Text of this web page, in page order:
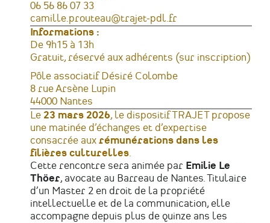
Téléphone
06 56 86 07 33
Courriel
camille.prouteau@trajet-pdl.fr
Informations :
Horaires
De 9h15 à 13h
Tarifs
Gratuit, réservé aux adhérents (sur inscription)
Lieu
Pôle associatif Désiré Colombe
Adresse
8 rue Arsène Lupin
44000 Nantes
France
Le 23 mars 2026, le dispositif TRAJET propose
une matinée d’échanges et d’expertise
consacrée aux rémunérations dans les
filières culturelles.
Cette rencontre sera animée par Emilie Le
Thöer, avocate au Barreau de Nantes. Titulaire
d’un Master 2 en droit de la propriété
intellectuelle et de la communication, elle
accompagne depuis plus de quinze ans les